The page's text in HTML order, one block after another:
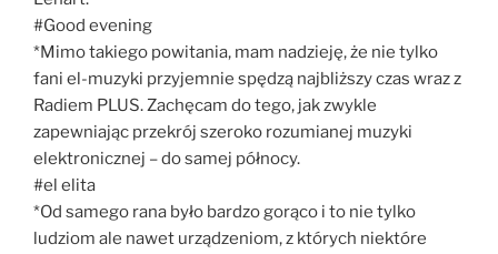
#Good evening
*Mimo takiego powitania, mam nadzieję, że nie tylko
fani el-muzyki przyjemnie spędzą najbliższy czas wraz z
Radiem PLUS. Zachęcam do tego, jak zwykle
zapewniając przekrój szeroko rozumianej muzyki
elektronicznej – do samej północy.
#el elita
*Od samego rana było bardzo gorąco i to nie tylko
ludziom ale nawet urządzeniom, z których niektóre